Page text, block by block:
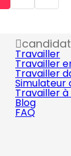
candidat
Travailler
Travailler
Travailler
Simulateur
Travailler à
Blog
FAQ